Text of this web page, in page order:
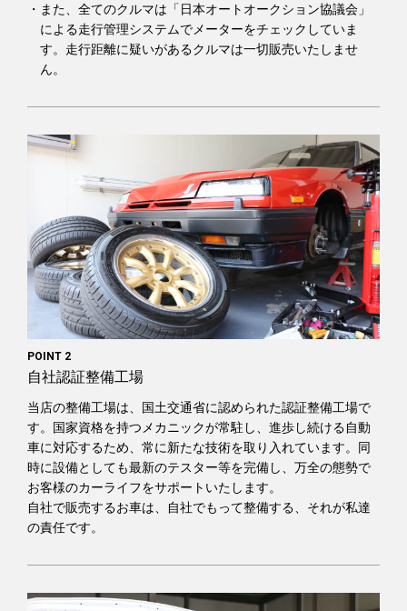
また、全てのクルマは「日本オートオークション協議会」
による走行管理システムでメーターをチェックしていま
す。走行距離に疑いがあるクルマは一切販売いたしませ
ん。
POINT 2
自社認証整備工場
当店の整備工場は、国土交通省に認められた認証整備工場で
す。国家資格を持つメカニックが常駐し、進歩し続ける自動
車に対応するため、常に新たな技術を取り入れています。同
時に設備としても最新のテスター等を完備し、万全の態勢で
お客様のカーライフをサポートいたします。
自社で販売するお車は、自社でもって整備する、それが私達
の責任です。